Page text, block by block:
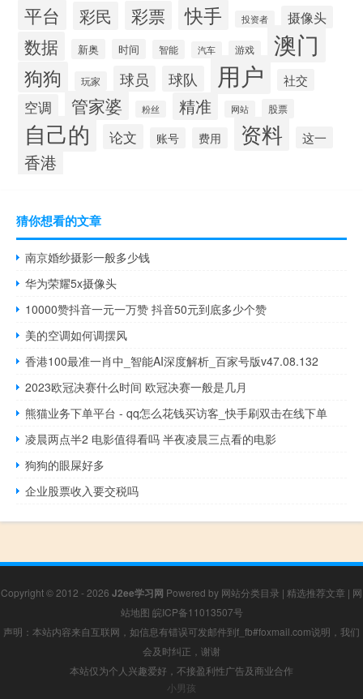
平台 彩民 彩票 快手 投资者 摄像头
数据 新奥 时间 智能 汽车 游戏 澳门
狗狗 玩家 球员 球队 用户 社交
空调 管家婆 粉丝 精准 网站 股票
自己的 论文 账号 费用 资料 这一
香港
猜你想看的文章
南京婚纱摄影一般多少钱
华为荣耀5x摄像头
10000赞抖音一元一万赞 抖音50元到底多少个赞
美的空调如何调摆风
香港100最准一肖中_智能AI深度解析_百家号版v47.08.132
2023欧冠决赛什么时间 欧冠决赛一般是几月
熊猫业务下单平台 - qq怎么花钱买访客_快手刷双击在线下单
凌晨两点半2 电影值得看吗 半夜凌晨三点看的电影
狗狗的眼屎好多
企业股票收入要交税吗
Copyright © 2012 - 2026 J2ee学习网 Powered by 网站分类目录 | 精选推荐文章 | 网
站地图 皖ICP备11013507号
声明：本站内容来自互联网，如信息有错误可发邮件到f_fb#foxmail.com说明，我们
会及时纠正，谢谢
本站仅为个人兴趣爱好，不接盈利性广告及商业合作
小男孩